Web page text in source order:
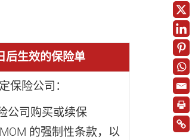
后生效的保险单
保险公司：
公司购买或续保
的强制性条款，以